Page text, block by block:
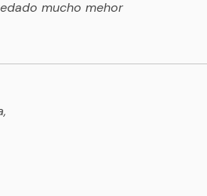
mucho mehor